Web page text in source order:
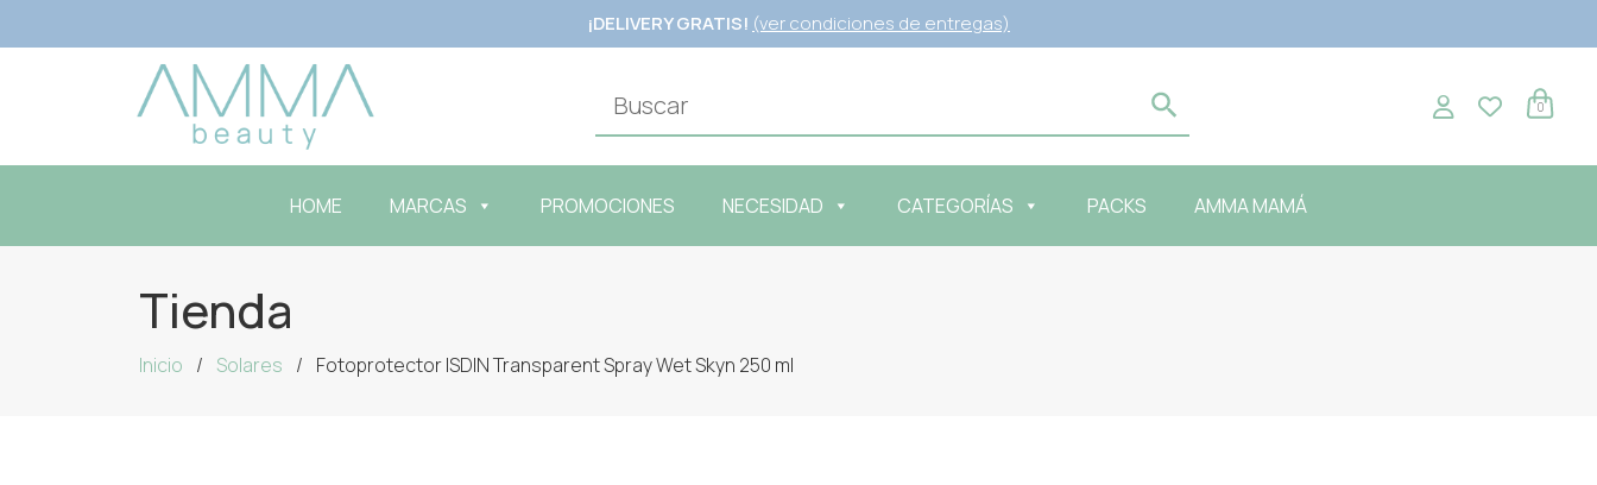
¡DELIVERY GRATIS! (ver condiciones de entregas)
0
HOME MARCAS PROMOCIONES NECESIDAD CATEGORÍAS PACKS AMMA MAMÁ
Tienda
Inicio Solares Fotoprotector ISDIN Transparent Spray Wet Skyn 250 ml